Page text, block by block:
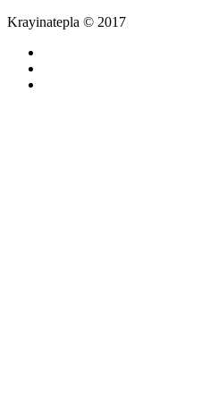
Krayinatepla © 2017